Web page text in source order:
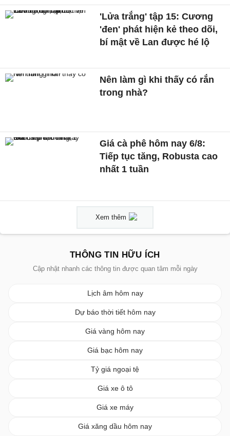
'Lửa trắng' tập 15: Cương
'đen' phát hiện kẻ theo dõi,
bí mật về Lan được hé lộ
Nên làm gì khi thấy có rắn
trong nhà?
Giá cà phê hôm nay 6/8:
Tiếp tục tăng, Robusta cao
nhất 1 tuần
Xem thêm
THÔNG TIN HỮU ÍCH
Cập nhật nhanh các thông tin được quan tâm mỗi ngày
Lịch âm hôm nay
Dự báo thời tiết hôm nay
Giá vàng hôm nay
Giá bạc hôm nay
Tỷ giá ngoại tệ
Giá xe ô tô
Giá xe máy
Giá xăng dầu hôm nay